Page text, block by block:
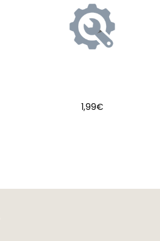
1,99€